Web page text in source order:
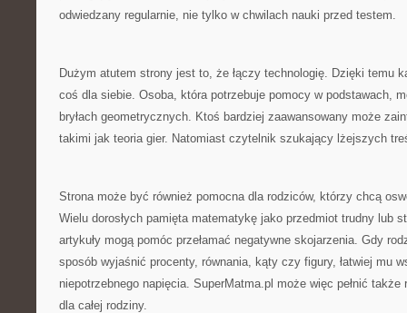
odwiedzany regularnie, nie tylko w chwilach nauki przed testem.
Dużym atutem strony jest to, że łączy technologię. Dzięki temu
coś dla siebie. Osoba, która potrzebuje pomocy w podstawach,
bryłach geometrycznych. Ktoś bardziej zaawansowany może
takimi jak teoria gier. Natomiast czytelnik szukający lżejszych
Strona może być również pomocna dla rodziców, którzy chcą
Wielu dorosłych pamięta matematykę jako przedmiot trudny lub
artykuły mogą pomóc przełamać negatywne skojarzenia. Gdy
sposób wyjaśnić procenty, równania, kąty czy figury, łatwiej mu
niepotrzebnego napięcia. SuperMatma.pl może więc pełnić także
dla całej rodziny.